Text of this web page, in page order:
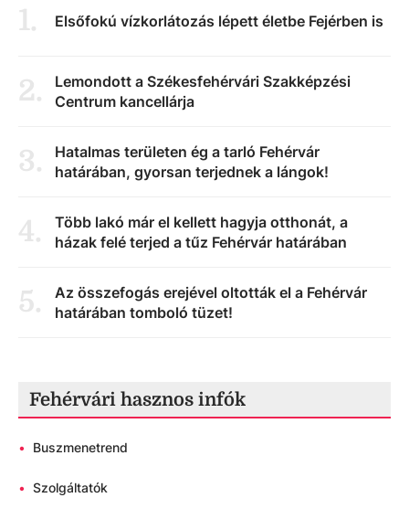
1. Elsőfokú vízkorlátozás lépett életbe Fejérben is
2.
Lemondott a Székesfehérvári Szakképzési
Centrum kancellárja
3.
Hatalmas területen ég a tarló Fehérvár
határában, gyorsan terjednek a lángok!
4.
Több lakó már el kellett hagyja otthonát, a
házak felé terjed a tűz Fehérvár határában
5.
Az összefogás erejével oltották el a Fehérvár
határában tomboló tüzet!
Fehérvári hasznos infók
• Buszmenetrend
• Szolgáltatók